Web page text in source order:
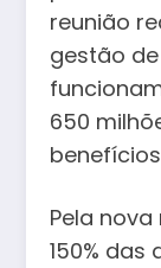
reunião
gestão
650
Pela
150%